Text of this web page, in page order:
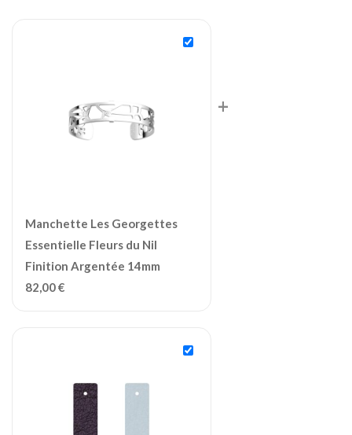
Manchette Les Georgettes
Essentielle Fleurs du Nil
Finition Argentée 14mm
82,00€
+